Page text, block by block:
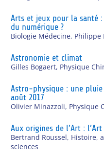
Arts et jeux pour la santé
du numérique ?
Biologie Médecine, Philippe
Astronomie et climat
Gilles Bogaert, Physique
Astro-physique : une
août 2017
Olivier Minazzoli, Physique
Aux origines de l’Art :
Bertrand Roussel, Histoire,
sciences